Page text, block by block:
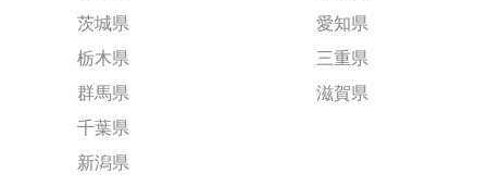
茨城県
栃木県
群馬県
千葉県
新潟県
愛知県
三重県
滋賀県